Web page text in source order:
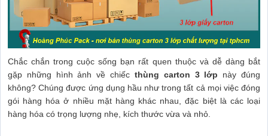
Chắc chắn trong cuộc sống bạn rất quen thuộc và dễ dàng bắt
gặp những hình ảnh về chiếc thùng carton 3 lớp này đúng
không? Chúng được ứng dụng hầu như trong tất cả mọi việc đóng
gói hàng hóa ở nhiều mặt hàng khác nhau, đặc biệt là các loại
hàng hóa có trọng lượng nhẹ, kích thước vừa và nhỏ.